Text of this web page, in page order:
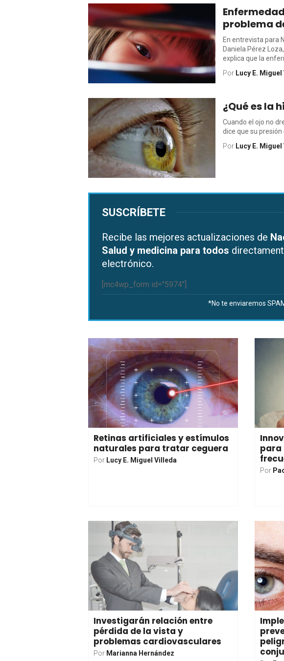
problema
En entrevista para
Daniela Pérez
explica que la
Por Lucy E.
¿Qué es la
Cuando el ojo no
dice que su presión
Por Lucy E.
SUSCRÍBETE
Recibe las mejores actualizaciones de
Salud y medicina para todos
electrónico.
[mc4wp_form id="5974"]
*No te enviaremos
Retinas artificiales y estímulos
naturales para tratar ceguera
Por Lucy E. Miguel Villeda
para
Por
Investigarán relación entre
pérdida de la vista y
problemas cardiovasculares
Por Marianna Hernández